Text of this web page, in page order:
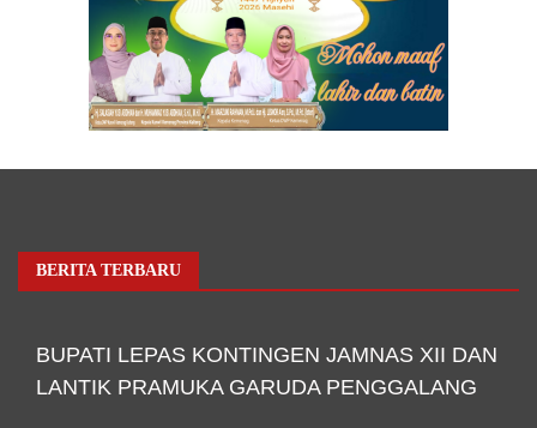
BERITA TERBARU
BUPATI LEPAS KONTINGEN JAMNAS XII DAN
LANTIK PRAMUKA GARUDA PENGGALANG